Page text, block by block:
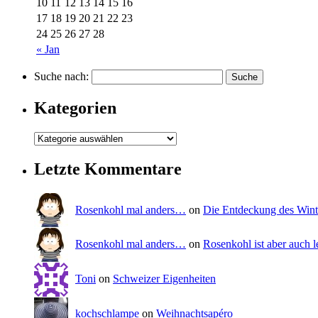
« Jan
10 11 12 13 14 15 16
17 18 19 20 21 22 23
24 25 26 27 28
Suche nach:
Kategorien
Letzte Kommentare
Rosenkohl mal anders… on Die Entdeckung des
Rosenkohl mal anders… on Rosenkohl ist aber auch
Toni on Schweizer Eigenheiten
kochschlampe on Weihnachtsapéro